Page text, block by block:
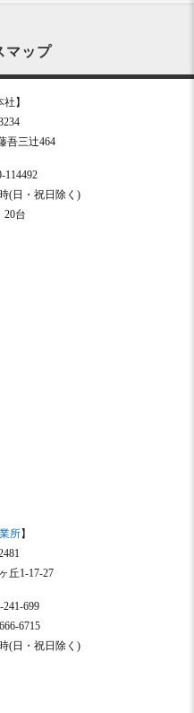
マップ
社】
吾三辻464
114492
(日・祝日除く)
20台
所】
丘1-17-27
699
6715
(日・祝日除く)